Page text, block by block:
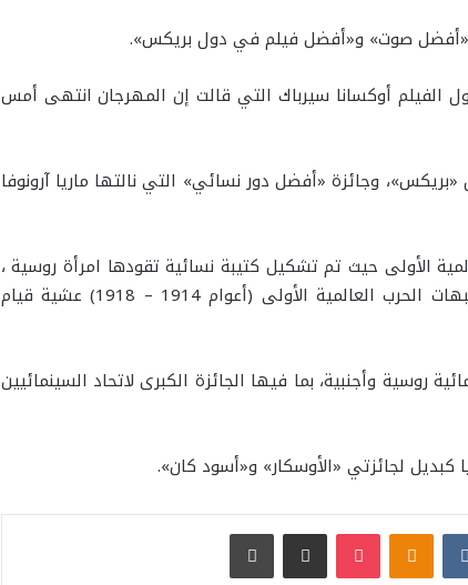
الفيلم أوكسانا سيرباك التي قالت إن المهرجان انتهى أمس
وجائزة «أفضل دور نسائي» التي نالتها ماريا آرونوفا
الأولى حيث تم تشكيل كتيبة نسائية تقودها امرأة روسية ،
وذلك لرفع معنويات الجنود الروس المحاربين الألمان في جبهات الحرب العالمية الأولى (أعوام 1914 – 1918) عشية قيام
«الكتيبة» كان قد منح 30 جائزة سينمائية روسية وأجنبية، بما فيها الجائزة الكبرى لاتحاد السينمائيين
لجائزتي «الأوسكار» و«أسود كان».
Odnoklassniki
بوكيت مشاركة عبر البريد طباعة